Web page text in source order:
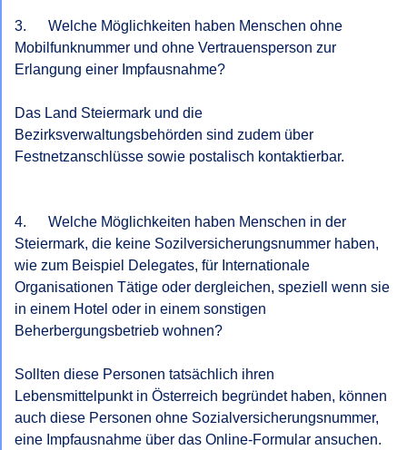
3.      Welche Möglichkeiten haben Menschen ohne
Mobilfunknummer und ohne Vertrauensperson zur
Erlangung einer Impfausnahme?
Das Land Steiermark und die
Bezirksverwaltungsbehörden sind zudem über
Festnetzanschlüsse sowie postalisch kontaktierbar.
4.      Welche Möglichkeiten haben Menschen in der
Steiermark, die keine Sozilversicherungsnummer haben,
wie zum Beispiel Delegates, für Internationale
Organisationen Tätige oder dergleichen, speziell wenn sie
in einem Hotel oder in einem sonstigen
Beherbergungsbetrieb wohnen?
Sollten diese Personen tatsächlich ihren
Lebensmittelpunkt in Österreich begründet haben, können
auch diese Personen ohne Sozialversicherungsnummer,
eine Impfausnahme über das Online-Formular ansuchen.